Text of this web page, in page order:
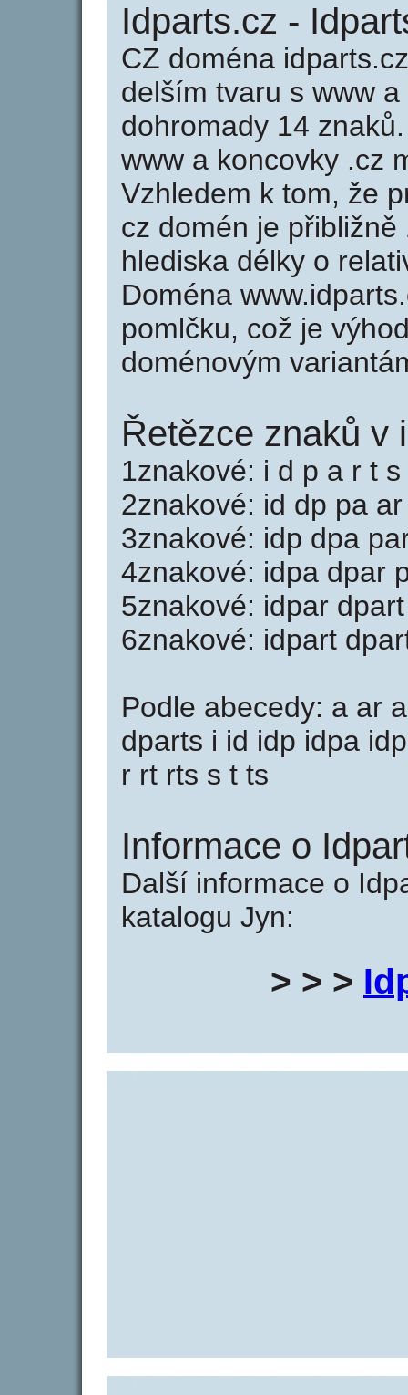
Idparts.cz -
CZ doména
delším tvaru s www
dohromady 14
www a koncovky .cz
Vzhledem k tom, že
cz domén je
hlediska délky o
Doména
pomlčku, což je
doménovým
Řetězce znaků v
1znakové: i d p a r t s
2znakové: id dp pa
3znakové: idp dpa
4znakové: idpa dpar
5znakové: idpar
6znakové: idpart
Podle abecedy: a ar
dparts i id idp idpa
r rt rts s t ts
Informace o
Další informace o
katalogu Jyn:
> > >